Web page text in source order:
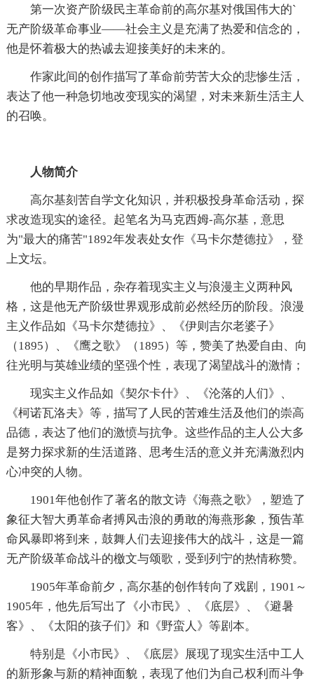
第一次资产阶级民主革命前的高尔基对俄国伟大的`
无产阶级革命事业——社会主义是充满了热爱和信念的，
他是怀着极大的热诚去迎接美好的未来的。
作家此间的创作描写了革命前劳苦大众的悲惨生活，
表达了他一种急切地改变现实的渴望，对未来新生活主人
的召唤。
人物简介
高尔基刻苦自学文化知识，并积极投身革命活动，探
求改造现实的途径。起笔名为马克西姆-高尔基，意思
为"最大的痛苦"1892年发表处女作《马卡尔楚德拉》，登
上文坛。
他的早期作品，杂存着现实主义与浪漫主义两种风
格，这是他无产阶级世界观形成前必然经历的阶段。浪漫
主义作品如《马卡尔楚德拉》、《伊则吉尔老婆子》
（1895）、《鹰之歌》（1895）等，赞美了热爱自由、向
往光明与英雄业绩的坚强个性，表现了渴望战斗的激情；
现实主义作品如《契尔卡什》、《沦落的人们》、
《柯诺瓦洛夫》等，描写了人民的苦难生活及他们的崇高
品德，表达了他们的激愤与抗争。这些作品的主人公大多
是努力探求新的生活道路、思考生活的意义并充满激烈内
心冲突的人物。
1901年他创作了著名的散文诗《海燕之歌》，塑造了
象征大智大勇革命者搏风击浪的勇敢的海燕形象，预告革
命风暴即将到来，鼓舞人们去迎接伟大的战斗，这是一篇
无产阶级革命战斗的檄文与颂歌，受到列宁的热情称赞。
1905年革命前夕，高尔基的创作转向了戏剧，1901～
1905年，他先后写出了《小市民》、《底层》、《避暑
客》、《太阳的孩子们》和《野蛮人》等剧本。
特别是《小市民》、《底层》展现了现实生活中工人
的新形象与新的精神面貌，表现了他们为自己权利而斗争